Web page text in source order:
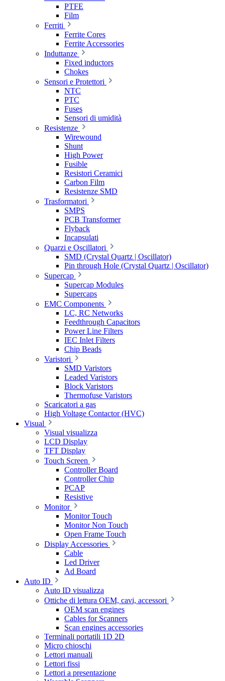
PTFE
Film
Ferriti
Ferrite Cores
Ferrite Accessories
Induttanze
Fixed inductors
Chokes
Sensori e Protettori
NTC
PTC
Fuses
Sensori di umidità
Resistenze
Wirewound
Shunt
High Power
Fusible
Resistori Ceramici
Carbon Film
Resistenze SMD
Trasformatori
SMPS
PCB Transformer
Flyback
Incapsulati
Quarzi e Oscillatori
SMD (Crystal Quartz | Oscillator)
Pin through Hole (Crystal Quartz | Oscillator)
Supercap
Supercap Modules
Supercaps
EMC Components
LC, RC Networks
Feedthrough Capacitors
Power Line Filters
IEC Inlet Filters
Chip Beads
Varistori
SMD Varistors
Leaded Varistors
Block Varistors
Thermofuse Varistors
Scaricatori a gas
High Voltage Contactor (HVC)
Visual
Visual visualizza
LCD Display
TFT Display
Touch Screen
Controller Board
Controller Chip
PCAP
Resistive
Monitor
Monitor Touch
Monitor Non Touch
Open Frame Touch
Display Accessories
Cable
Led Driver
Ad Board
Auto ID
Auto ID visualizza
Ottiche di lettura OEM, cavi, accessori
OEM scan engines
Cables for Scanners
Scan engines accessories
Terminali portatili 1D 2D
Micro chioschi
Lettori manuali
Lettori fissi
Lettori a presentazione